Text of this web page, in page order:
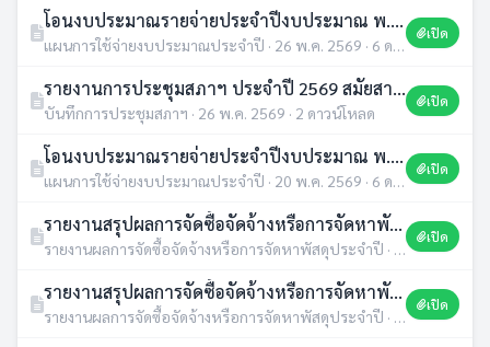
โอนงบประมาณรายจ่ายประจำปีงบประมาณ พ.ศ.2569 ครั้งที่ 6
แผนการใช้จ่ายงบประมาณประจำปี · 26 พ.ค. 2569 · 6 ดาวน์โหลด
เปิด
รายงานการประชุมสภาฯ ประจำปี 2569 สมัยสามัญ สมัยที่ 1 ครั้งที่ 2 วันที่ 4 มี.ค.69
บันทึกการประชุมสภาฯ · 26 พ.ค. 2569 · 2 ดาวน์โหลด
เปิด
โอนงบประมาณรายจ่ายประจำปีงบประมาณ พ.ศ.2569 ครั้งที่ 5
แผนการใช้จ่ายงบประมาณประจำปี · 20 พ.ค. 2569 · 6 ดาวน์โหลด
เปิด
รายงานสรุปผลการจัดซื้อจัดจ้างหรือการจัดหาพัสดุ ไตรมาสที่ 1 - 2 ประจำปีงบประมาณ พ.ศ. 2569 (File PDF)
รายงานผลการจัดซื้อจัดจ้างหรือการจัดหาพัสดุประจำปี · 30 เม.ย. 2569 · 4 ดาวน์โหลด
เปิด
รายงานสรุปผลการจัดซื้อจัดจ้างหรือการจัดหาพัสดุ ไตรมาสที่ 1 - 2 ประจำปีงบประมาณ พ.ศ. 2569 (File excel)
รายงานผลการจัดซื้อจัดจ้างหรือการจัดหาพัสดุประจำปี · 30 เม.ย. 2569 · 1 ดาวน์โหลด
เปิด